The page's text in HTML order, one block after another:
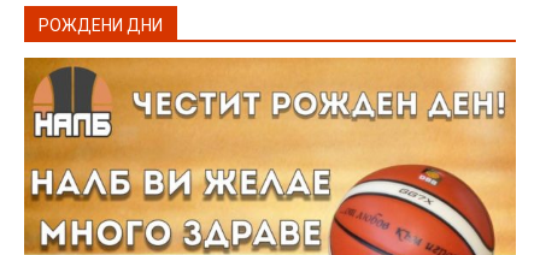
РОЖДЕНИ ДНИ